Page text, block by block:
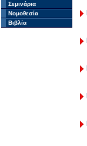
Σεμινάρια
Νομοθεσία
Βιβλία